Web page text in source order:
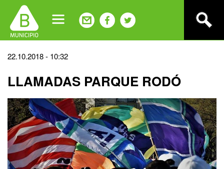
navigation
Back
top
22.10.2018 - 10:32
LLAMADAS PARQUE RODÓ